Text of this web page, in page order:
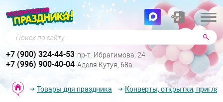
Поиск по сайту
+7 (900) 324-44-53 пр-т. Ибрагимова, 24
+7 (996) 900-40-04 Аделя Кутуя, 68а
Товары для праздника Конверты, открытки,